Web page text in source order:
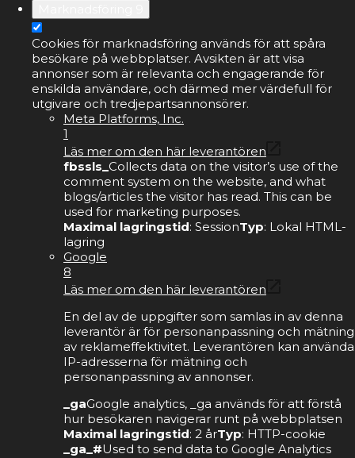
Cookies för marknadsföring används för att spåra
besökare på webbplatser. Avsikten är att visa
annonser som är relevanta och engagerande för
enskilda användare, och därmed mer värdefull för
utgivare och tredjepartsannonsörer.
Meta Platforms, Inc.
1
Läs mer om den här leverantören
fbssls_ Collects data on the visitor’s use of the
comment system on the website, and what
blogs/articles the visitor has read. This can be
used for marketing purposes.
Maximal lagringstid: SessionTyp: Lokal HTML-
lagring
Google
8
Läs mer om den här leverantören
En del av de uppgifter som samlas in av denna
leverantör är för personanpassning och mätning
av reklameffektivitet. Leverantören kan använda
IP-adresserna för mätning och
personanpassning av annonser.
_gaGoogle analytics, _ga används för att förstå
hur besökaren navigerar runt på webbplatsen
Maximal lagringstid: 2 årTyp: HTTP-cookie
_ga_#Used to send data to Google Analytics